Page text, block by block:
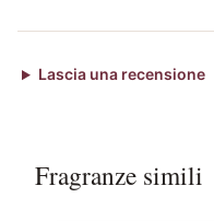
Lascia una recensione
Fragranze simili